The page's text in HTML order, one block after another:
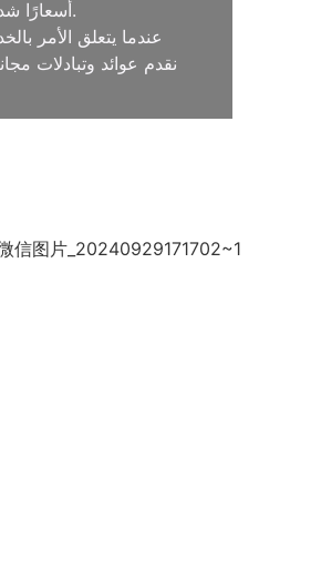
تقدم Medal Bespoke أسعارًا شديدة التنافسية ، مما يساعد العملاء على تقليل التكاليف عن طريق القضاء على الوسطاء مع تقديم أعلى جودة المنتجات.
عندما يتعلق الأمر
نقدم عوائد وتبادلات